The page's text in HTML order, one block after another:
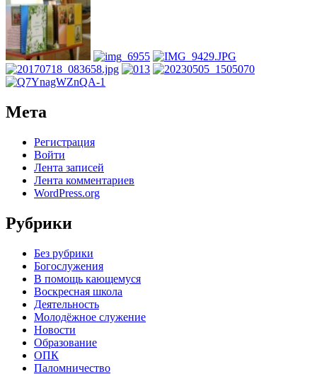
Мета
Регистрация
Войти
Лента записей
Лента комментариев
WordPress.org
Рубрики
Без рубрики
Богослужения
В помощь кающемуся
Воскресная школа
Деятельность
Молодёжное служение
Новости
Образование
ОПК
Паломничество